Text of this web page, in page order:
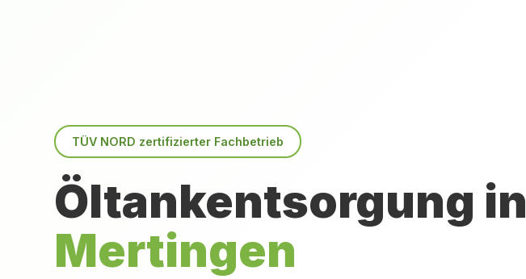
TÜV NORD zertifizierter Fachbetrieb
Öltankentsorgung in
Mertingen